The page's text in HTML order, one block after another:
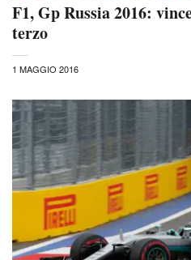
F1, Gp Russia 2016:
terzo
1 MAGGIO 2016